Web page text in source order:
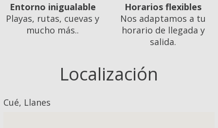
Entorno inigualable
Playas, rutas, cuevas y
mucho más..
Horarios flexibles
Nos adaptamos a tu
horario de llegada y
salida.
Localización
Cué, Llanes